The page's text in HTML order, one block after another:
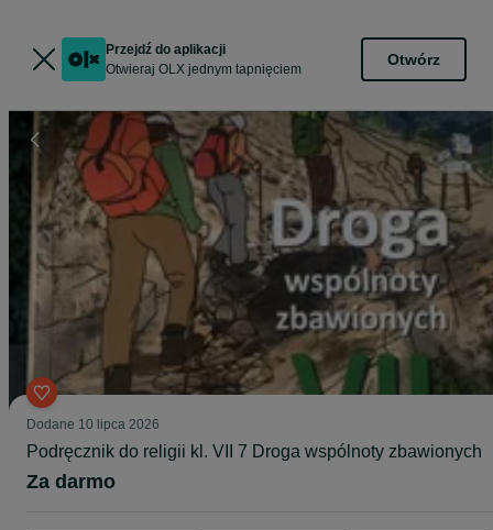
Przejdź do aplikacji
Otwieraj OLX jednym tapnięciem
Otwórz
Dodane 10 lipca 2026
Podręcznik do religii kl. VII 7 Droga wspólnoty zbawionych
Za darmo